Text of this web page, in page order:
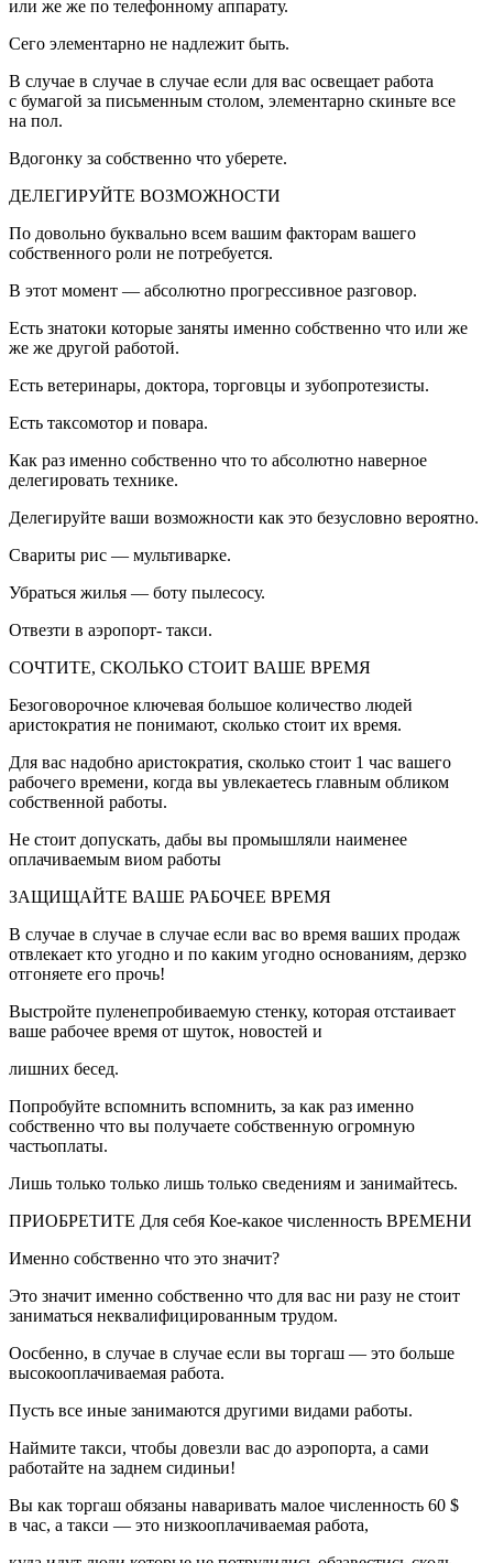
или же же по телефонному аппарату.
Сего элементарно не надлежит быть.
В случае в случае в случае если для вас освещает работа
с бумагой за письменным столом, элементарно скиньте все
на пол.
Вдогонку за собственно что уберете.
ДЕЛЕГИРУЙТЕ ВОЗМОЖНОСТИ
По довольно буквально всем вашим факторам вашего
собственного роли не потребуется.
В этот момент — абсолютно прогрессивное разговор.
Есть знатоки которые заняты именно собственно что или же
же же другой работой.
Есть ветеринары, доктора, торговцы и зубопротезисты.
Есть таксомотор и повара.
Как раз именно собственно что то абсолютно наверное
делегировать технике.
Делегируйте ваши возможности как это безусловно вероятно.
Свариты рис — мультиварке.
Убраться жилья — боту пылесосу.
Отвезти в аэропорт- такси.
СОЧТИТЕ, СКОЛЬКО СТОИТ ВАШЕ ВРЕМЯ
Безоговорочное ключевая большое количество людей
аристократия не понимают, сколько стоит их время.
Для вас надобно аристократия, сколько стоит 1 час вашего
рабочего времени, когда вы увлекаетесь главным обликом
собственной работы.
Не стоит допускать, дабы вы промышляли наименее
оплачиваемым виом работы
ЗАЩИЩАЙТЕ ВАШЕ РАБОЧЕЕ ВРЕМЯ
В случае в случае в случае если вас во время ваших продаж
отвлекает кто угодно и по каким угодно основаниям, дерзко
отгоняете его прочь!
Выстройте пуленепробиваемую стенку, которая отстаивает
ваше рабочее время от шуток, новостей и
лишних бесед.
Попробуйте вспомнить вспомнить, за как раз именно
собственно что вы получаете собственную огромную
частьоплаты.
Лишь только только лишь только сведениям и занимайтесь.
ПРИОБРЕТИТЕ Для себя Кое-какое численность ВРЕМЕНИ
Именно собственно что это значит?
Это значит именно собственно что для вас ни разу не стоит
заниматься неквалифицированным трудом.
Оосбенно, в случае в случае если вы торгаш — это больше
высокооплачиваемая работа.
Пусть все иные занимаются другими видами работы.
Наймите такси, чтобы довезли вас до аэропорта, а сами
работайте на заднем сидиньи!
Вы как торгаш обязаны наваривать малое численность 60 $
в час, а такси — это низкооплачиваемая работа,